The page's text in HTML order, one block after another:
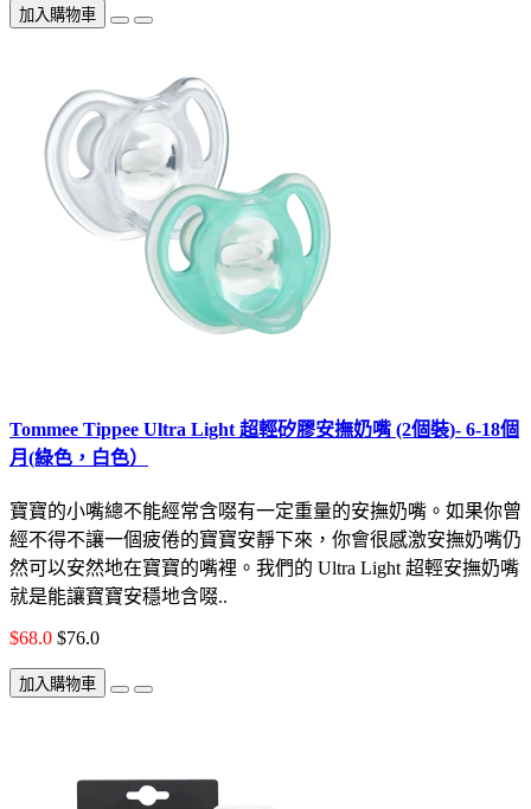
加入購物車
Tommee Tippee Ultra Light 超輕矽膠安撫奶嘴 (2個裝)- 6-18個
月(綠色，白色）
寶寶的小嘴總不能經常含啜有一定重量的安撫奶嘴。如果你曾
經不得不讓一個疲倦的寶寶安靜下來，你會很感激安撫奶嘴仍
然可以安然地在寶寶的嘴裡。我們的 Ultra Light 超輕安撫奶嘴
就是能讓寶寶安穩地含啜..
$68.0 $76.0
加入購物車